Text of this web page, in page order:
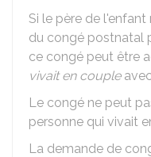
Si le père de
du congé postnatal
ce congé peut être
vivait en couple
Le congé ne peut
personne qui vivait
La demande de